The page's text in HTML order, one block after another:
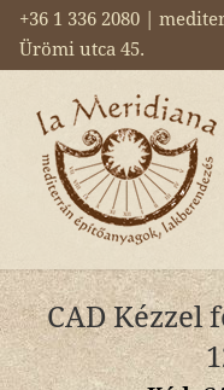
+36 1 336 2080 |
Ürömi utca 45.
CAD Kézzel